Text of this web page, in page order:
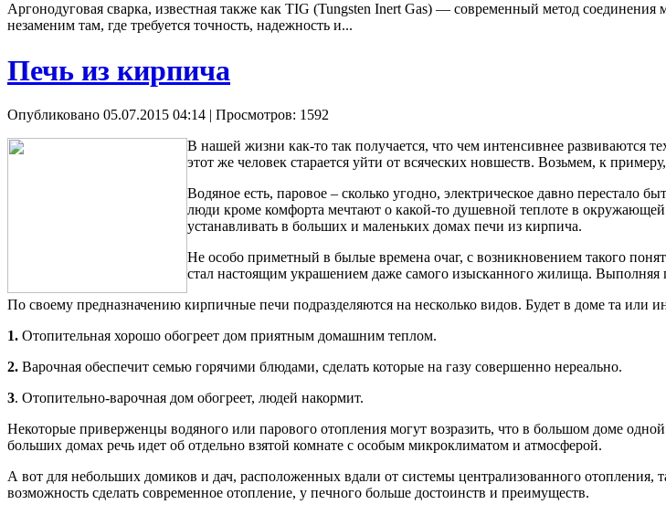
Аргонодуговая сварка, известная также как TIG (Tungsten Inert Gas) — современный метод
незаменим там, где требуется точность, надежность и...
Печь из кирпича
Опубликовано 05.07.2015 04:14 | Просмотров: 1592
В нашей жизни как-то так получается, что чем интенсивнее развиваются
этот же человек старается уйти от всяческих новшеств. Возьмем, к
Водяное есть, паровое – сколько угодно, электрическое давно
люди кроме комфорта мечтают о какой-то душевной теплоте в
устанавливать в больших и маленьких домах печи из кирпича.
Не особо приметный в былые времена очаг, с возникновением такого
стал настоящим украшением даже самого изысканного жилища.
По своему предназначению кирпичные печи подразделяются на несколько видов. Будет в доме та или
1. Отопительная хорошо обогреет дом приятным домашним теплом.
2. Варочная обеспечит семью горячими блюдами, сделать которые на газу совершенно нереально.
3. Отопительно-варочная дом обогреет, людей накормит.
Некоторые приверженцы водяного или парового отопления могут возразить, что в большом доме
больших домах речь идет об отдельно взятой комнате с особым микроклиматом и атмосферой.
А вот для небольших домиков и дач, расположенных вдали от системы централизованного
возможность сделать современное отопление, у печного больше достоинств и преимуществ.